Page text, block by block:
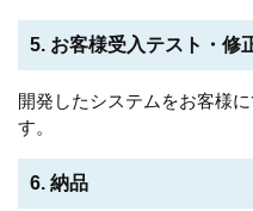
5. お客様受入テスト・修
開発したシステムをお客様
す。
6. 納品